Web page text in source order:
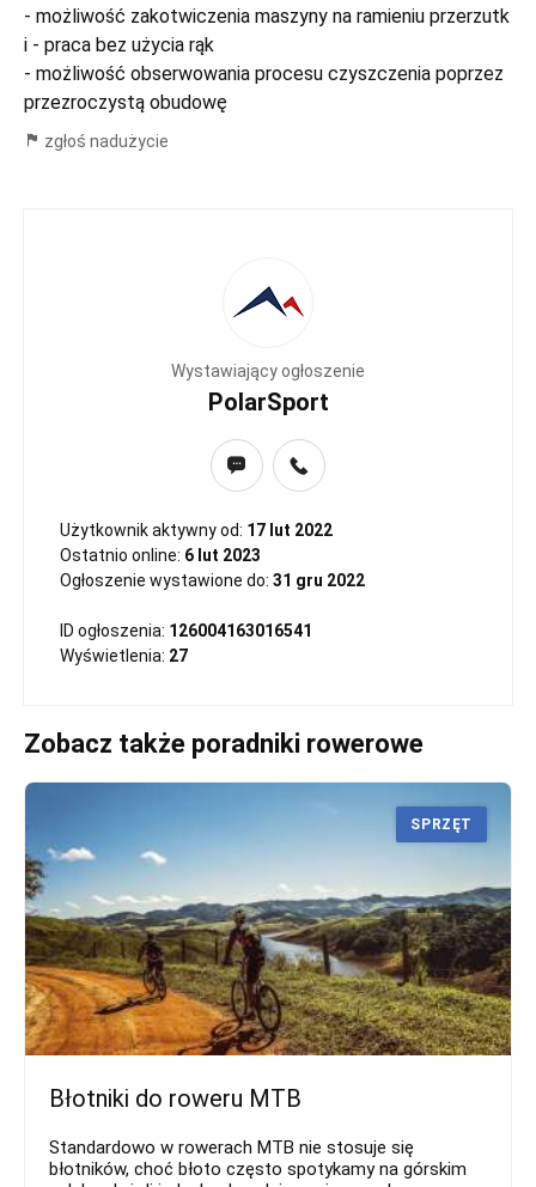
- możliwość zakotwiczenia maszyny na ramieniu przerzutk
i - praca bez użycia rąk
- możliwość obserwowania procesu czyszczenia poprzez
przezroczystą obudowę
zgłoś nadużycie
Wystawiający ogłoszenie
PolarSport
Użytkownik aktywny od: 17 lut 2022
Ostatnio online: 6 lut 2023
Ogłoszenie wystawione do: 31 gru 2022
ID ogłoszenia: 126004163016541
Wyświetlenia: 27
Zobacz także poradniki rowerowe
Błotniki do roweru MTB
Standardowo w rowerach MTB nie stosuje się
błotników, choć błoto często spotykamy na górskim
SPRZĘT